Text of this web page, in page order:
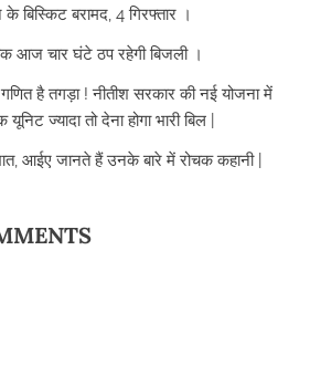
बरामद, 4 गिरफ्तार ।
आज चार घंटे ठप रहेगी बिजली ।
गणित है तगड़ा ! नीतीश सरकार की नई योजना में
ज्यादा तो देना होगा भारी बिल |
आईए जानते हैं उनके बारे में रोचक कहानी |